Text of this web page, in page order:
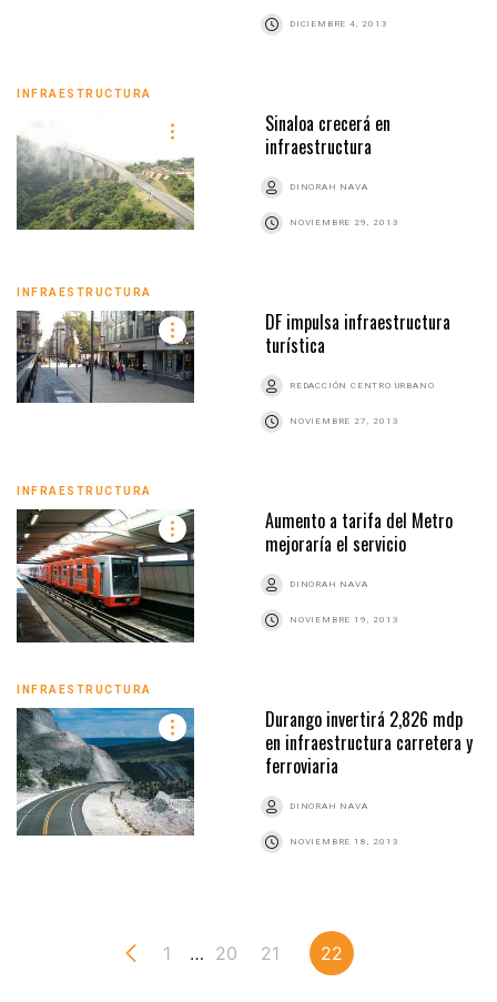
DICIEMBRE 4, 2013
INFRAESTRUCTURA
Sinaloa crecerá en
infraestructura
DINORAH NAVA
NOVIEMBRE 29, 2013
INFRAESTRUCTURA
DF impulsa infraestructura
turística
REDACCIÓN CENTRO URBANO
NOVIEMBRE 27, 2013
INFRAESTRUCTURA
Aumento a tarifa del Metro
mejoraría el servicio
DINORAH NAVA
NOVIEMBRE 19, 2013
INFRAESTRUCTURA
Durango invertirá 2,826 mdp
en infraestructura carretera y
ferroviaria
DINORAH NAVA
NOVIEMBRE 18, 2013
1 … 20 21 22